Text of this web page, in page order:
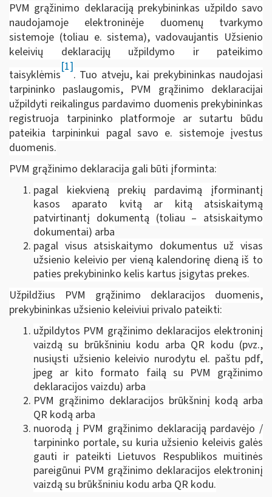
PVM grąžinimo deklaraciją prekybininkas užpildo savo
naudojamoje elektroninėje duomenų tvarkymo
sistemoje (toliau e. sistema), vadovaujantis Užsienio
keleivių deklaracijų užpildymo ir pateikimo
taisyklėmis
[1]
. Tuo atveju, kai prekybininkas naudojasi
tarpininko paslaugomis, PVM grąžinimo deklaracijai
užpildyti reikalingus pardavimo duomenis prekybininkas
registruoja tarpininko platformoje ar sutartu būdu
pateikia tarpininkui pagal savo e. sistemoje įvestus
duomenis.
PVM grąžinimo deklaracija gali būti įforminta:
pagal kiekvieną prekių pardavimą įforminantį
kasos aparato kvitą ar kitą atsiskaitymą
patvirtinantį dokumentą (toliau – atsiskaitymo
dokumentai) arba
pagal visus atsiskaitymo dokumentus už visas
užsienio keleivio per vieną kalendorinę dieną iš to
paties prekybininko kelis kartus įsigytas prekes.
Užpildžius PVM grąžinimo deklaracijos duomenis,
prekybininkas užsienio keleiviui privalo pateikti:
užpildytos PVM grąžinimo deklaracijos elektroninį
vaizdą su brūkšniniu kodu arba QR kodu (pvz.,
nusiųsti užsienio keleivio nurodytu el. paštu pdf,
jpeg ar kito formato failą su PVM grąžinimo
deklaracijos vaizdu) arba
PVM grąžinimo deklaracijos brūkšninį kodą arba
QR kodą arba
nuorodą į PVM grąžinimo deklaraciją pardavėjo /
tarpininko portale, su kuria užsienio keleivis galės
gauti ir pateikti Lietuvos Respublikos muitinės
pareigūnui PVM grąžinimo deklaracijos elektroninį
vaizdą su brūkšniniu kodu arba QR kodu.